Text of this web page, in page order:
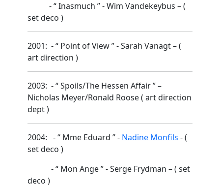
- “ Inasmuch ” - Wim Vandekeybus – (
set deco )
2001: - “ Point of View ” - Sarah Vanagt – (
art direction )
2003: - “ Spoils/The Hessen Affair ” –
Nicholas Meyer/Ronald Roose ( art direction
dept )
2004: - “ Mme Eduard ” - Nadine Monfils - (
set deco )
- “ Mon Ange ” - Serge Frydman – ( set
deco )